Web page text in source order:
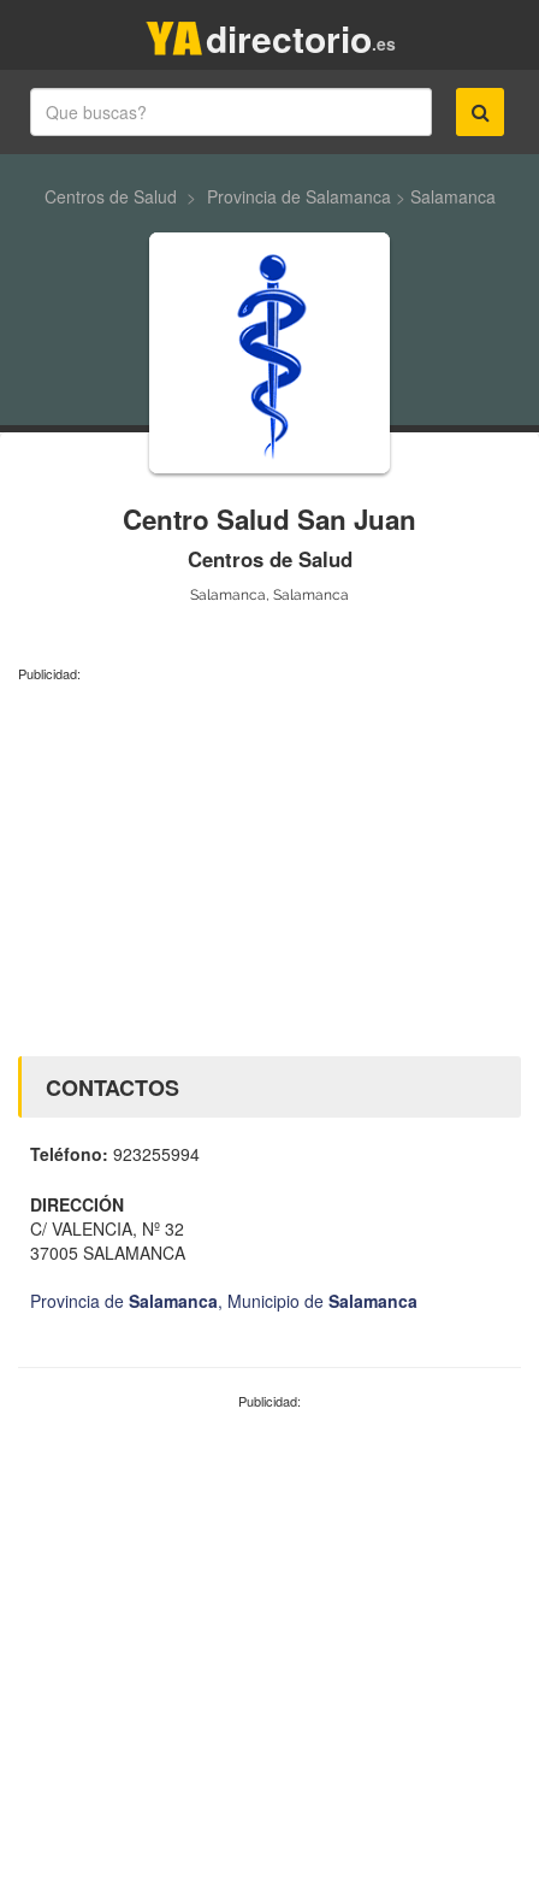
.es
directorio
Centros de Salud > Provincia de Salamanca> Salamanca
Centro Salud San Juan
Centros de Salud
Salamanca, Salamanca
Publicidad:
CONTACTOS
Teléfono: 923255994
DIRECCIÓN
C/ VALENCIA, Nº 32
37005 SALAMANCA
Provincia de Salamanca, Municipio de Salamanca
Publicidad: